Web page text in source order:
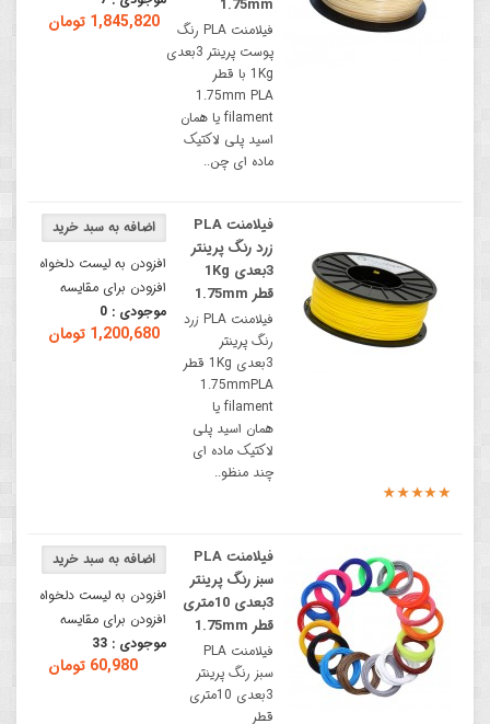
1,845,820 تومان
1.75mm
فیلامنت PLA رنگ
پوست پرینتر 3بعدی
1Kg با قطر
1.75mm PLA
filament یا همان
اسید پلی لاکتیک
ماده ای چن..
افزودن به لیست دلخواه
افزودن برای مقایسه
موجودی : 0
1,200,680 تومان
فیلامنت PLA
زرد رنگ پرینتر
3بعدی 1Kg
قطر 1.75mm
فیلامنت PLA زرد
رنگ پرینتر
3بعدی 1Kg قطر
1.75mmPLA
filament یا
همان اسید پلی
لاکتیک ماده ای
چند منظو..
افزودن به لیست دلخواه
افزودن برای مقایسه
موجودی : 33
60,980 تومان
فیلامنت PLA
سبز رنگ پرینتر
3بعدی 10متری
قطر 1.75mm
فیلامنت PLA
سبز رنگ پرینتر
3بعدی 10متری
قطر